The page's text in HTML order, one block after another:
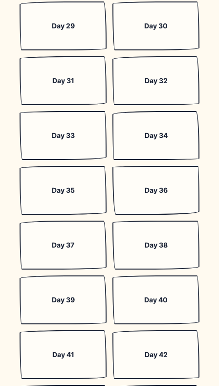
Day 29 Day 30
Day 31 Day 32
Day 33 Day 34
Day 35 Day 36
Day 37 Day 38
Day 39 Day 40
Day 41 Day 42